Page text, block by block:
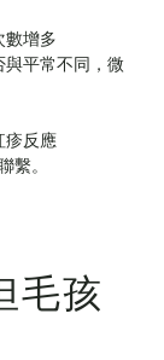
數增多
平常不同，微
疹反應
繫。
毛孩